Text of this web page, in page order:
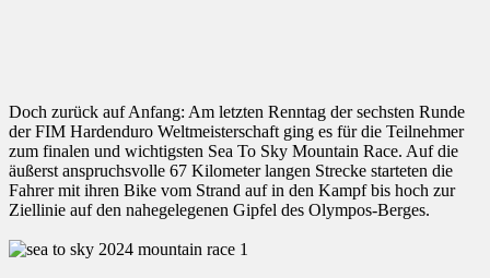
Doch zurück auf Anfang: Am letzten Renntag der sechsten Runde
der FIM Hardenduro Weltmeisterschaft ging es für die Teilnehmer
zum finalen und wichtigsten Sea To Sky Mountain Race. Auf die
äußerst anspruchsvolle 67 Kilometer langen Strecke starteten die
Fahrer mit ihren Bike vom Strand auf in den Kampf bis hoch zur
Ziellinie auf den nahegelegenen Gipfel des Olympos-Berges.